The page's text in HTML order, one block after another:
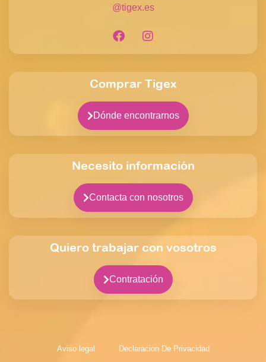
@tigex.es
Comprar Tigex
Dónde encontrarnos
Necesito información
Contacta con nosotros
Quiero trabajar con vosotros
Contratación
Aviso legal
Declaracion De Privacidad